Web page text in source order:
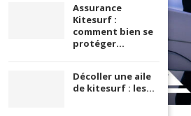
Assurance
Kitesurf :
comment bien se
protéger...
Décoller une aile
de kitesurf : les...